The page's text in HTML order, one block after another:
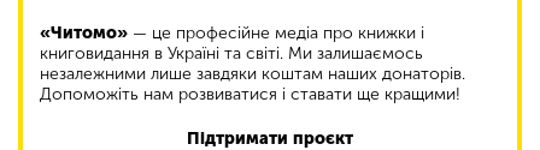
«Читомо» — це професійне медіа про книжки і
книговидання в Україні та світі. Ми залишаємось
незалежними лише завдяки коштам наших донаторів.
Допоможіть нам розвиватися і ставати ще кращими!
Підтримати проєкт